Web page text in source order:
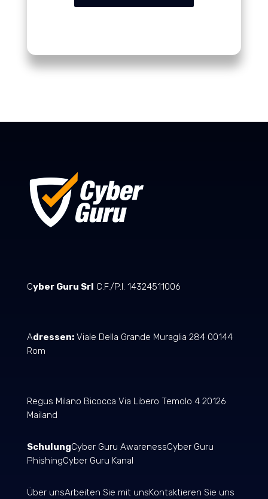
Cyber Guru Srl C.F./P.I. 14324511006
Adressen:Viale Della Grande Muraglia 284 00144
Rom
Regus Milano Bicocca Via Libero Temolo 4 20126
Mailand
SchulungCyber Guru AwarenessCyber Guru
PhishingCyber Guru Kanal
Über unsArbeiten Sie mit unsKontaktieren Sie uns